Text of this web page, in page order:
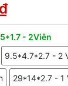
- 2Viên
9.5*4.7*2.7 - 2
29*14*2.7 - 1